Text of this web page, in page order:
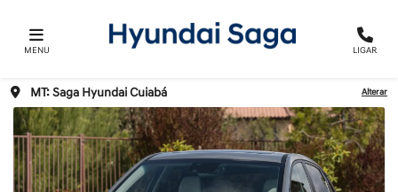
MENU LIGAR
MT: Saga Hyundai Cuiabá Alterar